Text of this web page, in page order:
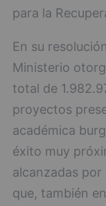
para la
En su
Ministerio
total de
proyectos
académica
éxito muy
alcanzadas
que, también